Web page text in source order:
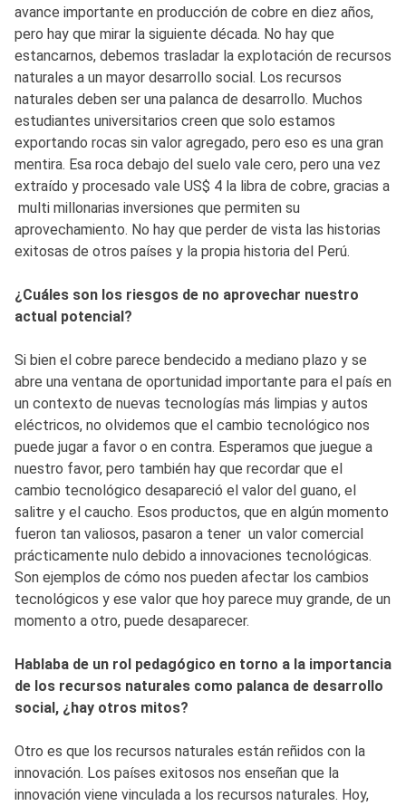
avance importante en producción de cobre en diez años,
pero hay que mirar la siguiente década. No hay que
estancarnos, debemos trasladar la explotación de recursos
naturales a un mayor desarrollo social. Los recursos
naturales deben ser una palanca de desarrollo. Muchos
estudiantes universitarios creen que solo estamos
exportando rocas sin valor agregado, pero eso es una gran
mentira. Esa roca debajo del suelo vale cero, pero una vez
extraído y procesado vale US$ 4 la libra de cobre, gracias a
multi millonarias inversiones que permiten su
aprovechamiento. No hay que perder de vista las historias
exitosas de otros países y la propia historia del Perú.
¿Cuáles son los riesgos de no aprovechar nuestro
actual potencial?
Si bien el cobre parece bendecido a mediano plazo y se
abre una ventana de oportunidad importante para el país en
un contexto de nuevas tecnologías más limpias y autos
eléctricos, no olvidemos que el cambio tecnológico nos
puede jugar a favor o en contra. Esperamos que juegue a
nuestro favor, pero también hay que recordar que el
cambio tecnológico desapareció el valor del guano, el
salitre y el caucho. Esos productos, que en algún momento
fueron tan valiosos, pasaron a tener un valor comercial
prácticamente nulo debido a innovaciones tecnológicas.
Son ejemplos de cómo nos pueden afectar los cambios
tecnológicos y ese valor que hoy parece muy grande, de un
momento a otro, puede desaparecer.
Hablaba de un rol pedagógico en torno a la importancia
de los recursos naturales como palanca de desarrollo
social, ¿hay otros mitos?
Otro es que los recursos naturales están reñidos con la
innovación. Los países exitosos nos enseñan que la
innovación viene vinculada a los recursos naturales. Hoy,